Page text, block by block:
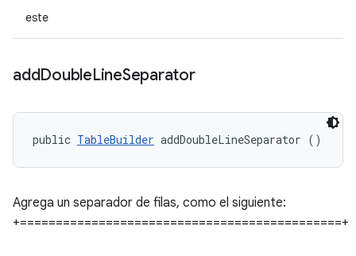
este
addDoubleLineSeparator
public TableBuilder addDoubleLineSeparator ()
Agrega un separador de filas, como el siguiente:
+=============================================+